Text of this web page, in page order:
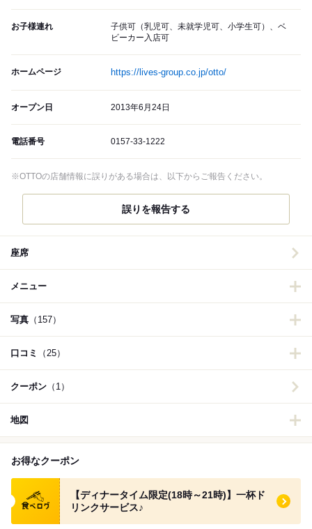
お子様連れ
子供可（乳児可、未就学児可、小学生可）、ベ
ビーカー入店可
ホームページ https://lives-group.co.jp/otto/
オープン日 2013年6月24日
電話番号 0157-33-1222
※OTTOの店舗情報に誤りがある場合は、以下からご報告ください。
誤りを報告する
座席
メニュー
写真 （157）
口コミ （25）
クーポン （1）
地図
お得なクーポン
食べログ クーポン
【ディナータイム限定(18時～21時)】一杯ド
リンクサービス♪